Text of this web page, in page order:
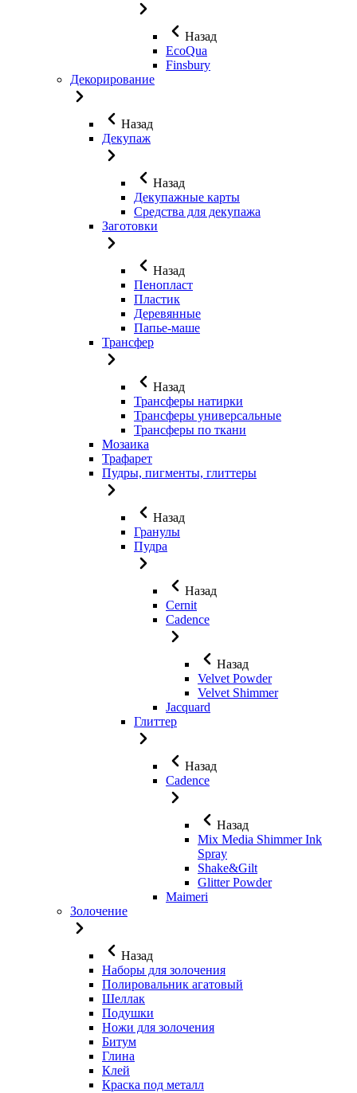
Назад
EcoQua
Finsbury
Декорирование
Назад
Декупаж
Назад
Декупажные карты
Средства для декупажа
Заготовки
Назад
Пенопласт
Пластик
Деревянные
Папье-маше
Трансфер
Назад
Трансферы натирки
Трансферы универсальные
Трансферы по ткани
Мозаика
Трафарет
Пудры, пигменты, глиттеры
Назад
Гранулы
Пудра
Назад
Cernit
Cadence
Назад
Velvet Powder
Velvet Shimmer
Jaсquard
Глиттер
Назад
Cadence
Назад
Mix Media Shimmer Ink
Spray
Shake&Gilt
Glitter Powder
Maimeri
Золочение
Назад
Наборы для золочения
Полировальник агатовый
Шеллак
Подушки
Ножи для золочения
Битум
Глина
Клей
Краска под металл